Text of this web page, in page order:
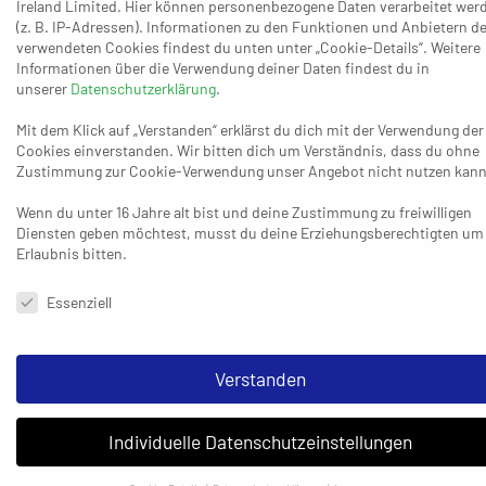
dürften wir uns nicht aufhalten lassen. Wir müssen uns
von der ersten Minute an und schon beim Aufwärmen
selbst puschen. Ich bin aber guter Dinge, die
Trainingswoche war extrem gut und das hat Spaß
gemacht. Wir werden alles daransetzen, zu gewinnen.“
Der OSC Rheinhausen weiß, dass er nach dem offensiven
jeden Fall seine Abschluss-Quote steigern sollte, weil
ihm sonst selbst beim Schlusslicht VfL Gummersbach II
HSG am Hallo Essen (13:11), zuletzt mit dem 27:29 bei der
hintereinander im Rücken antreten und dabei in jedem
dieser vier Spiele deutlich mehr als 30 Treffer erzielten –
insgesamt 146, was einem Durchschnitt von 36,50
Ireland Limited. Hier können personenbezogene Daten verarbeitet
(z. B. IP-Adressen). Informationen zu den Funktionen und Anbietern
verwendeten Cookies findest du unten unter „Cookie-Details“. Weitere
Informationen über die Verwendung deiner Daten findest du in
unserer Datenschutzerklärung.
Mit dem Klick auf „Verstanden“ erklärst du dich mit der Verwendung der
Cookies einverstanden. Wir bitten dich um Verständnis, dass du ohne
Zustimmung zur Cookie-Verwendung unser Angebot nicht nutzen
Wenn du unter 16 Jahre alt bist und deine Zustimmung zu freiwilligen
Diensten geben möchtest, musst du deine Erziehungsberechtigten um
Erlaubnis bitten.
Datenschutzeinstellungen & Nutzungsbedingungen
Essenziell
Verstanden
Individuelle Datenschutzeinstellungen